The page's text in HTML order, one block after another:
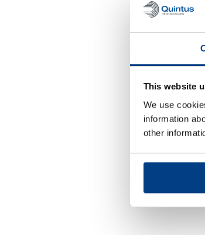
This website
We use
information
other